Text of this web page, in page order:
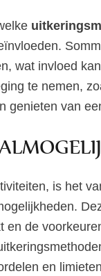
wat invloed
te nemen,
genieten van
is het
de
en